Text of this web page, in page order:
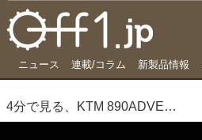
ニュース 連載/コラム 新製品情報
4分で見る、KTM 890ADVENTURE R リヤサス交換タイムラプス